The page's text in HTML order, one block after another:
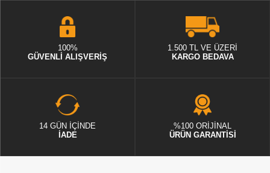
100%
GÜVENLİ ALIŞVERİŞ
1.500 TL VE ÜZERİ
KARGO BEDAVA
14 GÜN İÇİNDE
İADE
%100 ORİJİNAL
ÜRÜN GARANTİSİ